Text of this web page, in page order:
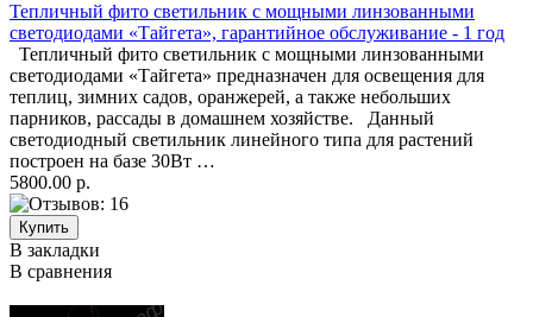
Тепличный фито светильник с мощными линзованными
светодиодами «Тайгета», гарантийное обслуживание - 1 год
Тепличный фито светильник с мощными линзованными
светодиодами «Тайгета» предназначен для освещения для
теплиц, зимних садов, оранжерей, а также небольших
парников, рассады в домашнем хозяйстве. Данный
светодиодный светильник линейного типа для растений
построен на базе 30Вт …
5800.00 р.
В закладки
В сравнения